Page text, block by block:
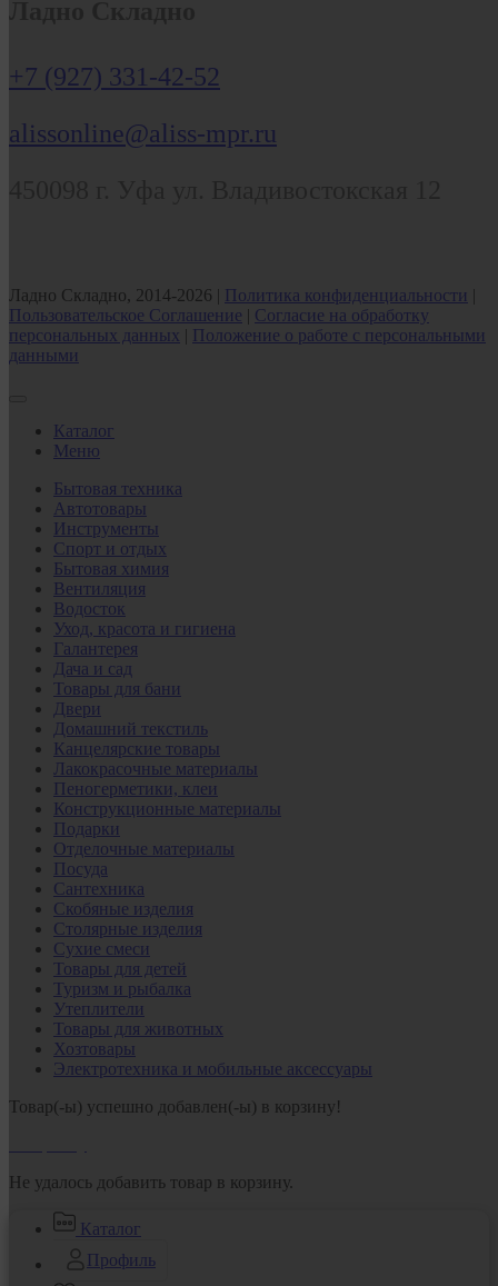
+7 (927) 331-42-52
alissonline@aliss-mpr.ru
Ладно Складно, 2014-2026 | Политика конфиденциальности |
Пользовательское Соглашение | Согласие на обработку
персональных данных | Положение о работе с персональными
данными
Каталог
Меню
Бытовая техника
Автотовары
Инструменты
Спорт и отдых
Бытовая химия
Вентиляция
Водосток
Уход, красота и гигиена
Галантерея
Дача и сад
Товары для бани
Двери
Домашний текстиль
Канцелярские товары
Лакокрасочные материалы
Пеногерметики, клеи
Конструкционные материалы
Подарки
Отделочные материалы
Посуда
Сантехника
Скобяные изделия
Столярные изделия
Сухие смеси
Товары для детей
Туризм и рыбалка
Утеплители
Товары для животных
Хозтовары
Электротехника и мобильные аксессуары
Товар(-ы) успешно добавлен(-ы) в корзину!
Не удалось добавить товар в корзину.
Каталог
Профиль